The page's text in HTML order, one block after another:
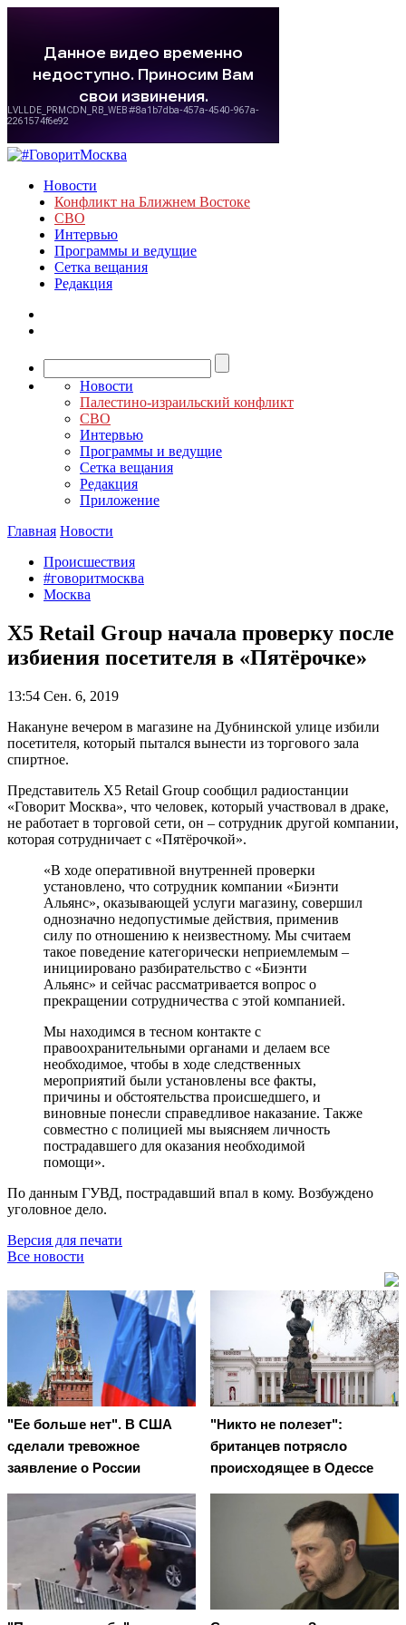
Новости
Конфликт на Ближнем Востоке
СВО
Интервью
Программы и ведущие
Сетка вещания
Редакция
Новости
Палестино-израильский конфликт
СВО
Интервью
Программы и ведущие
Сетка вещания
Редакция
Приложение
Главная Новости
Происшествия
#говоритмосква
Москва
X5 Retail Group начала проверку после
избиения посетителя в «Пятёрочке»
13:54 Сен. 6, 2019
Накануне вечером в магазине на Дубнинской улице избили
посетителя, который пытался вынести из торгового зала
спиртное.
Представитель X5 Retail Group сообщил радиостанции
«Говорит Москва», что человек, который участвовал в драке,
не работает в торговой сети, он – сотрудник другой компании,
которая сотрудничает с «Пятёрочкой».
«В ходе оперативной внутренней проверки
установлено, что сотрудник компании «Биэнти
Альянс», оказывающей услуги магазину, совершил
однозначно недопустимые действия, применив
силу по отношению к неизвестному. Мы считаем
такое поведение категорически неприемлемым –
инициировано разбирательство с «Биэнти
Альянс» и сейчас рассматривается вопрос о
прекращении сотрудничества с этой компанией.
Мы находимся в тесном контакте с
правоохранительными органами и делаем все
необходимое, чтобы в ходе следственных
мероприятий были установлены все факты,
причины и обстоятельства происшедшего, и
виновные понесли справедливое наказание. Также
совместно с полицией мы выясняем личность
пострадавшего для оказания необходимой
помощи».
По данным ГУВД, пострадавший впал в кому. Возбуждено
уголовное дело.
Версия для печати
Все новости
"Ее больше нет". В США
сделали тревожное
заявление о России
"Никто не полезет":
британцев потрясло
происходящее в Одессе